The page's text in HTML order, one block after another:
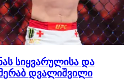
სიყვარულისა და
დვალიშვილი